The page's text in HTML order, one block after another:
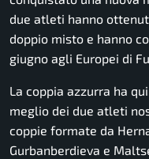
due atleti hanno
doppio misto e hanno
giugno agli Europei di
La coppia azzurra ha
meglio dei due atleti
coppie formate da
Gurbanberdieva e